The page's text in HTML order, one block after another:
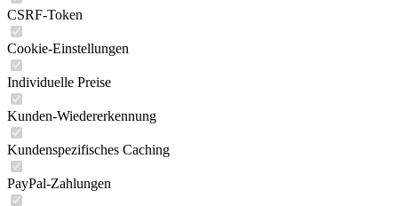
CSRF-Token
Cookie-Einstellungen
Individuelle Preise
Kunden-Wiedererkennung
Kundenspezifisches Caching
PayPal-Zahlungen